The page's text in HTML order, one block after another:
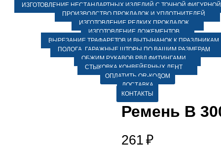
ИЗГОТОВЛЕНИЕ НЕСТАНДАРТНЫХ ИЗДЕЛИЙ С ТОЧНОЙ ФИГУРНОЙ
ПРОИЗВОДСТВО ПРОКЛАДОК И УПЛОТНИТЕЛЕЙ
ИЗГОТОВЛЕНИЕ РЕДКИХ ПРОКЛАДОК
ИЗГОТОВЛЕНИЕ ЛОЖЕМЕНТОВ
ВЫРЕЗАНИЕ ТРАФАРЕТОВ И ВЫТЫНАНОК К ПРАЗДНИКАМ
ПОЛОГА, ГАРАЖНЫЕ ШТОРЫ ПО ВАШИМ РАЗМЕРАМ
ОБЖИМ РУКАВОВ РВД ФИТИНГАМИ
СТЫКОВКА КОНВЕЙЕРНЫХ ЛЕНТ
ОПЛАТИТЬ QR-КОДОМ
ДОСТАВКА
КОНТАКТЫ
Ремень В
261 ₽